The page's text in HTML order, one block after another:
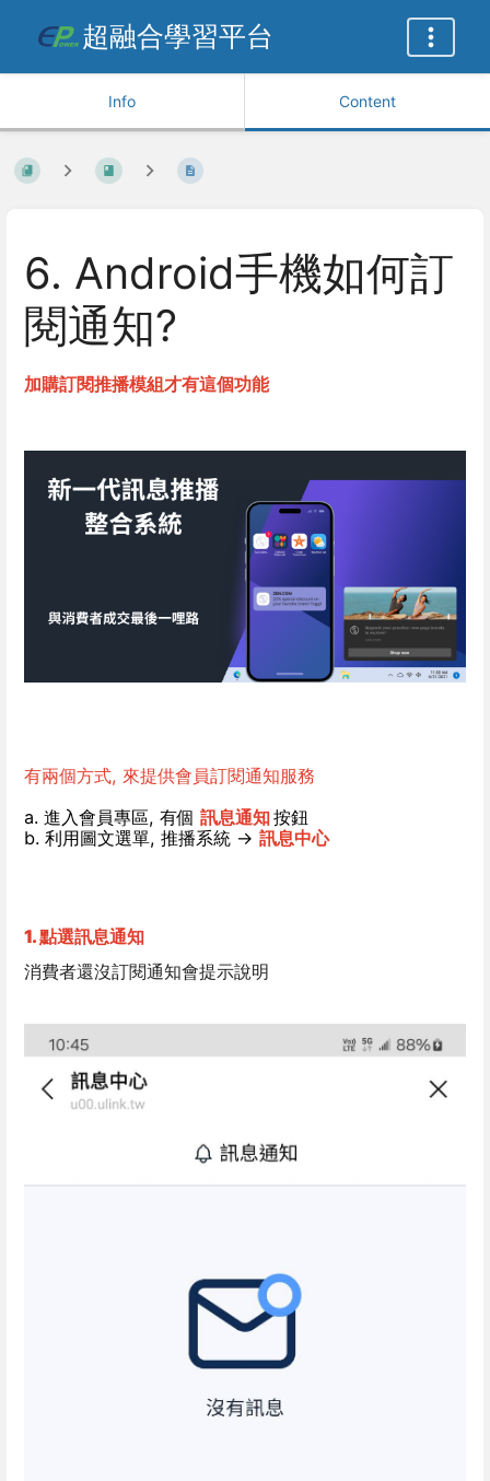
超融合學習平台
Info Content
6. Android手機如何訂
閱通知?
加購訂閱推播模組才有這個功能
有兩個方式, 來提供會員訂閱通知服務
a. 進入會員專區, 有個 訊息通知 按鈕
b. 利用圖文選單, 推播系統 -> 訊息中心
1. 點選訊息通知
消費者還沒訂閱通知會提示說明